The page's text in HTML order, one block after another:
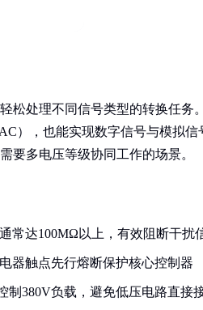
松处理不同信号类型的转换任务
），也能实现数字信号与模拟
要多电压等级协同工作的场景。
常达100MΩ以上，有效阻断干扰
器触点先行熔断保护核心控制器
制380V负载，避免低压电路直接